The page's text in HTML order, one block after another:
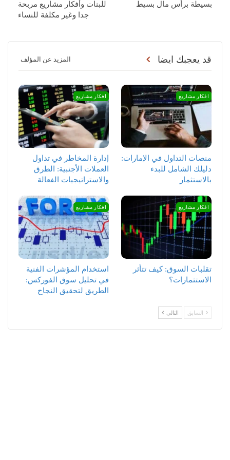
بسيطة برأس مال بسيط
للبنات وأفكار مشاريع مربحة
جدا وغير مكلفة للنساء
قد يعجبك ايضا المزيد عن المؤلف
افكار مشاريع
منصات التداول في الإمارات:
دليلك الشامل للبدء
بالاستثمار
افكار مشاريع
إدارة المخاطر في تداول
العملات الأجنبية: الطرق
والاستراتيجيات الفعالة
افكار مشاريع
تقلبات السوق: كيف تتأثر
الاستثمارات؟
افكار مشاريع
استخدام المؤشرات الفنية
في تحليل سوق الفوركس:
الطريق لتحقيق النجاح
السابق التالي